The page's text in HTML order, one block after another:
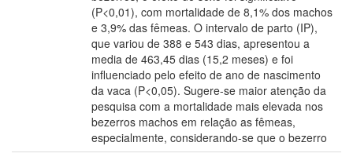
(P<0,01), com mortalidade de 8,1% dos machos
e 3,9% das fêmeas. O intervalo de parto (IP),
que variou de 388 e 543 dias, apresentou a
media de 463,45 dias (15,2 meses) e foi
influenciado pelo efeito de ano de nascimento
da vaca (P<0,05). Sugere-se maior atenção da
pesquisa com a mortalidade mais elevada nos
bezerros machos em relação as fêmeas,
especialmente, considerando-se que o bezerro